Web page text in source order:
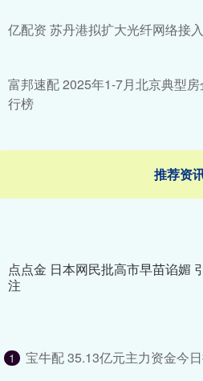
亿配资 苏丹港拟扩大光纤网络接
富邦速配 2025年1-7月北京典型
行榜
推荐资
点点金 日本网民批高市早苗谄媚
注
1 宝牛配 35.13亿元主力资金今